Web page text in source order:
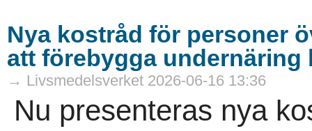
Nya kostråd för personer
att förebygga undernäring
→ Livsmedelsverket 2026-06-16 13:36
Nu presenteras nya